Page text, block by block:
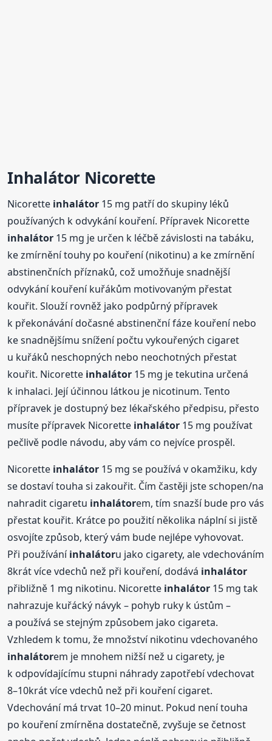
InhalátorNicorette
Nicorette inhalátor 15 mg patří do skupiny léků
používaných k odvykání kouření. Přípravek Nicorette
inhalátor 15 mg je určen k léčbě závislosti na tabáku,
ke zmírnění touhy po kouření (nikotinu) a ke zmírnění
abstinenčních příznaků, což umožňuje snadnější
odvykání kouření kuřákům motivovaným přestat
kouřit. Slouží rovněž jako podpůrný přípravek
k překonávání dočasné abstinenční fáze kouření nebo
ke snadnějšímu snížení počtu vykouřených cigaret
u kuřáků neschopných nebo neochotných přestat
kouřit. Nicorette inhalátor 15 mg je tekutina určená
k inhalaci. Její účinnou látkou je nicotinum. Tento
přípravek je dostupný bez lékařského předpisu, přesto
musíte přípravek Nicorette inhalátor 15 mg používat
pečlivě podle návodu, aby vám co nejvíce prospěl.
Nicorette inhalátor 15 mg se používá v okamžiku, kdy
se dostaví touha si zakouřit. Čím častěji jste schopen/na
nahradit cigaretu inhalátorem, tím snazší bude pro vás
přestat kouřit. Krátce po použití několika náplní si jistě
osvojíte způsob, který vám bude nejlépe vyhovovat.
Při používáníinhalátoru jako cigarety, ale vdechováním
8krát více vdechů než při kouření, dodává inhalátor
přibližně 1 mg nikotinu. Nicorette inhalátor 15 mg tak
nahrazuje kuřácký návyk – pohyb ruky k ústům –
a používá se stejným způsobem jako cigareta.
Vzhledem k tomu, že množství nikotinu vdechovaného
inhalátorem je mnohem nižší než u cigarety, je
k odpovídajícímu stupni náhrady zapotřebí vdechovat
8–10krát více vdechů než při kouření cigaret.
Vdechování má trvat 10–20 minut. Pokud není touha
po kouření zmírněna dostatečně, zvyšuje se četnost